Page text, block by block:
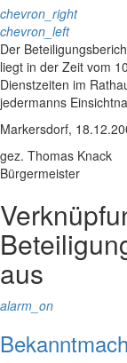
chevron_right
chevron_left
Der
liegt in der Zeit vom
Dienstzeiten im
jedermanns
Markersdorf,
gez. Thomas Knack
Bürgermeister
aus
alarm_on